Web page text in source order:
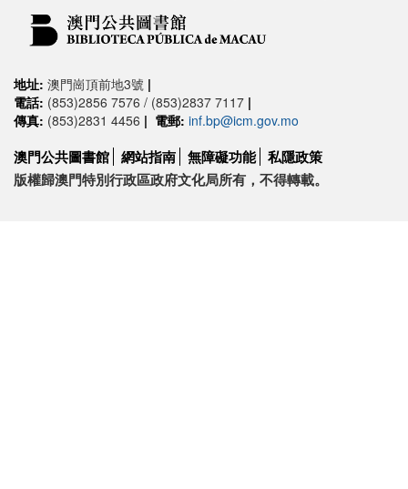
地址: 澳門崗頂前地3號 |
電話: (853)2856 7576 / (853)2837 7117 |
傳真: (853)2831 4456 | 電郵: inf.bp@icm.gov.mo
澳門公共圖書館 網站指南 無障礙功能 私隱政策
版權歸澳門特別行政區政府文化局所有，不得轉載。